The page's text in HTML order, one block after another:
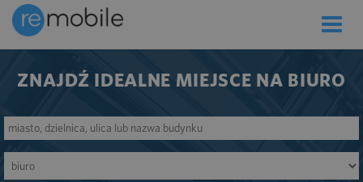
Toggle
ZNAJDŹ IDEALNE MIEJSCE NA BIURO